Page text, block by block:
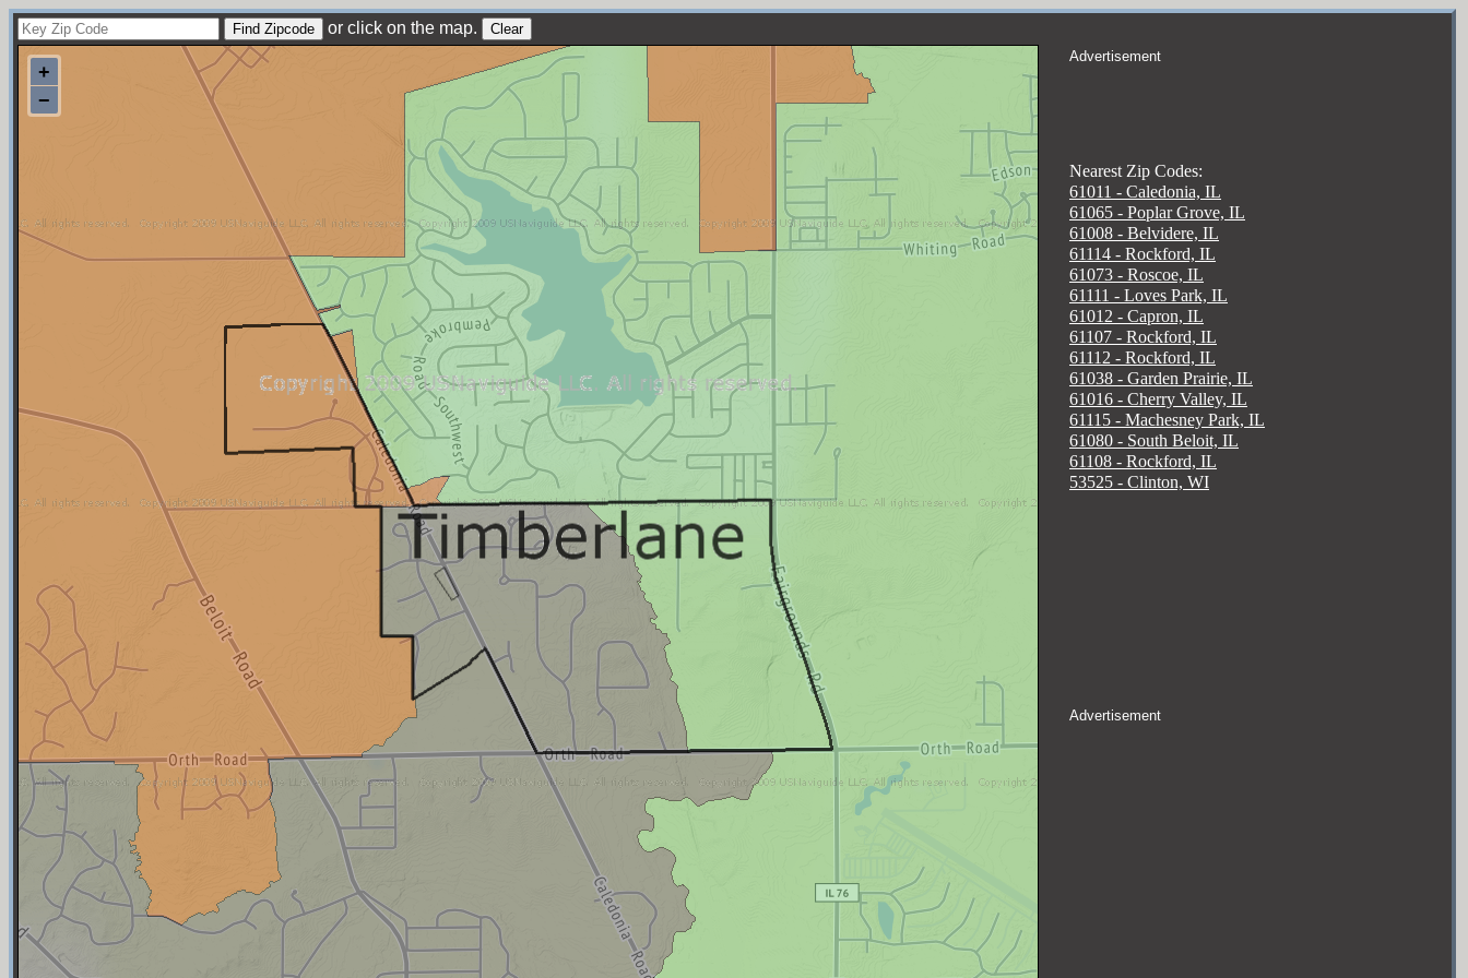
or click on the map.
Advertisement
Nearest Zip Codes:
61011 - Caledonia, IL
61065 - Poplar Grove, IL
61008 - Belvidere, IL
61114 - Rockford, IL
61073 - Roscoe, IL
61111 - Loves Park, IL
61012 - Capron, IL
61107 - Rockford, IL
61112 - Rockford, IL
61038 - Garden Prairie, IL
61016 - Cherry Valley, IL
61115 - Machesney Park, IL
61080 - South Beloit, IL
61108 - Rockford, IL
53525 - Clinton, WI
Advertisement
+
−